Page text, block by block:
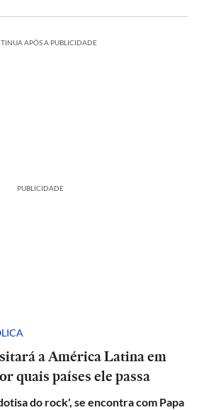
APÓS A PUBLICIDADE
PUBLICIDADE
a América Latina em
quais países ele passa
do rock', se encontra com Papa